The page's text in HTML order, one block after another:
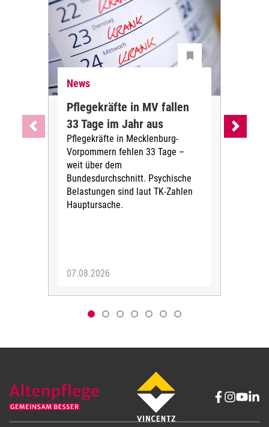
News
Pflegekräfte in MV fallen
33 Tage im Jahr aus
Pflegekräfte in Mecklenburg-
Vorpommern fehlen 33 Tage –
weit über dem
Bundesdurchschnitt. Psychische
Belastungen sind laut TK-Zahlen
Hauptursache.
07.08.2026